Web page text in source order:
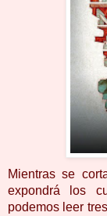
Mientras se
expondrá los
podemos leer